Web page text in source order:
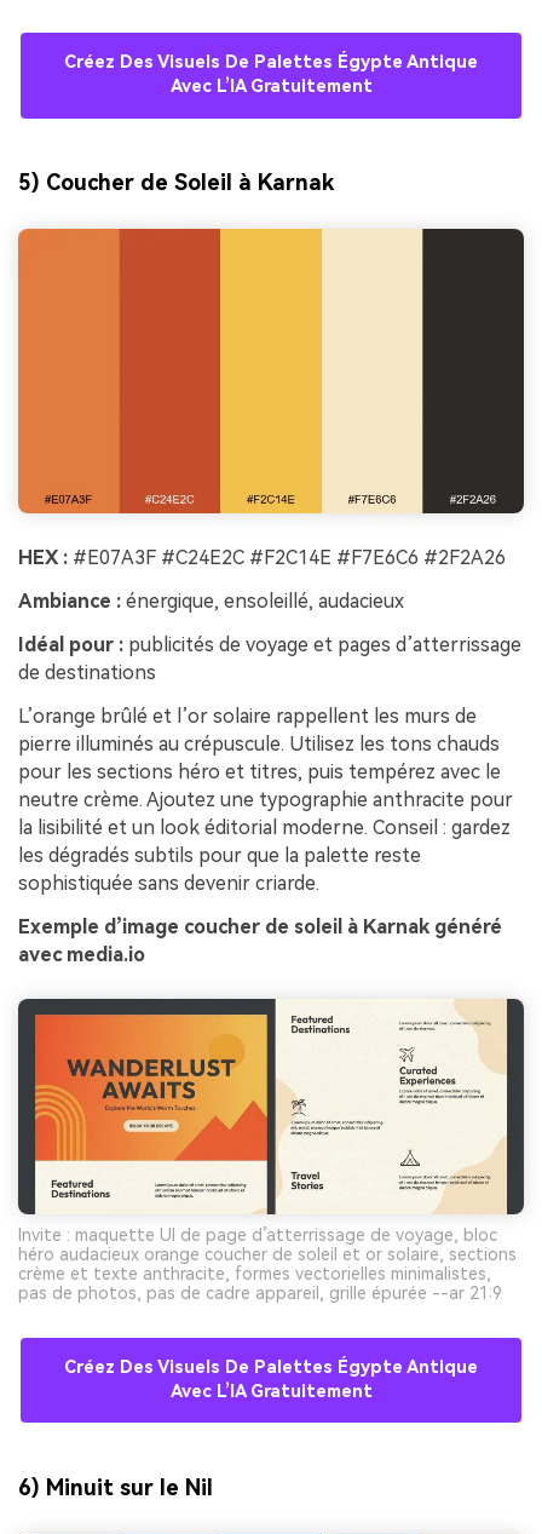
Créez Des Visuels De Palettes Égypte Antique
Avec L’IA Gratuitement
5) Coucher de Soleil à Karnak
HEX : #E07A3F #C24E2C #F2C14E #F7E6C6 #2F2A26
Ambiance : énergique, ensoleillé, audacieux
Idéal pour : publicités de voyage et pages d’atterrissage
de destinations
L’orange brûlé et l’or solaire rappellent les murs de
pierre illuminés au crépuscule. Utilisez les tons chauds
pour les sections héro et titres, puis tempérez avec le
neutre crème. Ajoutez une typographie anthracite pour
la lisibilité et un look éditorial moderne. Conseil : gardez
les dégradés subtils pour que la palette reste
sophistiquée sans devenir criarde.
Exemple d’image coucher de soleil à Karnak généré
avec media.io
Invite : maquette UI de page d’atterrissage de voyage, bloc
héro audacieux orange coucher de soleil et or solaire, sections
crème et texte anthracite, formes vectorielles minimalistes,
pas de photos, pas de cadre appareil, grille épurée --ar 21:9
Créez Des Visuels De Palettes Égypte Antique
Avec L’IA Gratuitement
6) Minuit sur le Nil